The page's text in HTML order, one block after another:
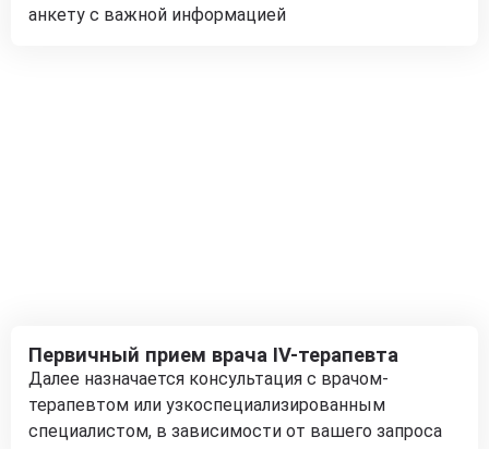
анкету с важной информацией
Первичный прием врача IV-терапевта
Далее назначается консультация с врачом-
терапевтом или узкоспециализированным
специалистом, в зависимости от вашего запроса